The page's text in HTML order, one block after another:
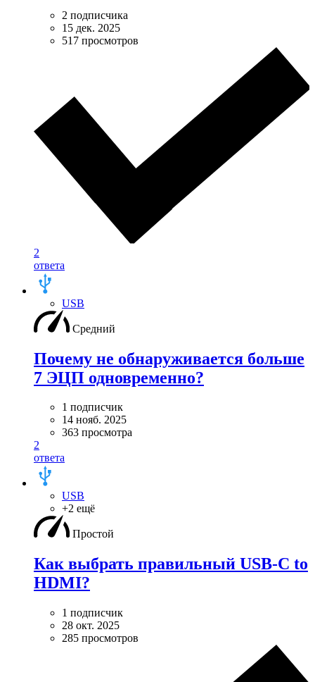
2 подписчика
15 дек. 2025
517 просмотров
2
ответа
USB
Средний
Почему не обнаруживается больше
7 ЭЦП одновременно?
1 подписчик
14 нояб. 2025
363 просмотра
2
ответа
USB
+2 ещё
Простой
Как выбрать правильный USB-C to
HDMI?
1 подписчик
28 окт. 2025
285 просмотров